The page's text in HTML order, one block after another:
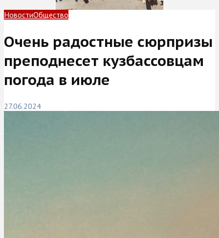
НовостиОбщество
Очень радостные сюрпризы
преподнесет кузбассовцам
погода в июле
27.06.2024